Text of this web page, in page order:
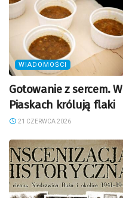
WIADOMOŚCI
Gotowanie z sercem. W
Piaskach królują flaki
21 CZERWCA 2026